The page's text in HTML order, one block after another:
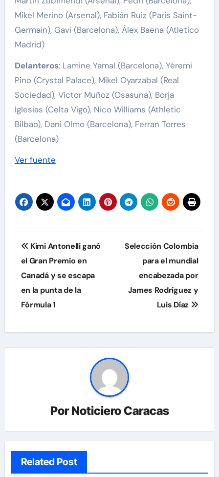
Mikel Merino (Arsenal), Fabián Ruiz (Paris Saint-
Germain), Gavi (Barcelona), Álex Baena (Atletico
Madrid)
Delanteros: Lamine Yamal (Barcelona), Yéremi
Pino (Crystal Palace), Mikel Oyarzabal (Real
Sociedad), Víctor Muñoz (Osasuna), Borja
Iglesias (Celta Vigo), Nico Williams (Athletic
Bilbao), Dani Olmo (Barcelona), Ferran Torres
(Barcelona)
Ver fuente
Navegación
de
entradas
Kimi Antonelli ganó
el Gran Premio en
Canadá y se escapa
en la punta de la
Fórmula 1
Selección Colombia
para el mundial
encabezada por
James Rodríguez y
Luis Díaz
PorNoticiero Caracas
Related Post